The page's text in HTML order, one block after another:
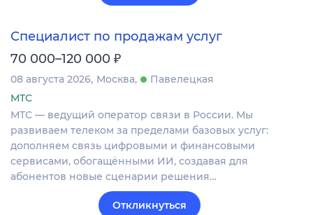
Специалист по продажам услуг
70 000–120 000 ₽
08 августа 2026 Москва
Павелецкая
МТС
МТС — ведущий оператор связи в России. Мы
развиваем телеком за пределами базовых услуг:
дополняем связь цифровыми и финансовыми
сервисами, обогащёнными ИИ, создавая для
абонентов новые сценарии решения…
Откликнуться